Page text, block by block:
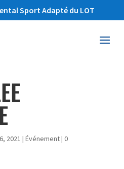
Sport Adapté du LOT
2021 | Événement| 0